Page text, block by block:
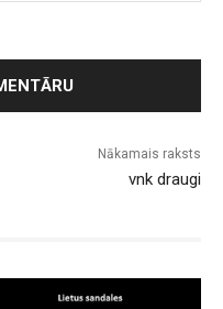
Nākamais raksts
vnk draugi